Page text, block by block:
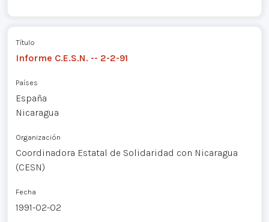
Título
Informe C.E.S.N. -- 2-2-91
Países
España
Nicaragua
Organización
Coordinadora Estatal de Solidaridad con Nicaragua
(CESN)
Fecha
1991-02-02